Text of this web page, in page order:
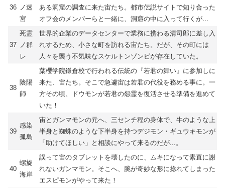
36
ノ迷
宮
ある洞窟の調査に来た宙たち。都市伝説サイトで知り合った
オフ会のメンバーらと一緒に、洞窟の中に入って行くが...
37
死霊
ノ群
レ
世界的企業のデータセンターで業務に携わる清司郎に差し入
れするため、小さな町を訪れる宙たち。だが、その町には
人々を襲う不気味なスケルトンゾンビが存在していた。
38
陰陽
師
葉櫻学院鎌倉校で行われる伝統の『若君の舞い』に参加しに
来た、宙たち。そこで急遽宙は若君の代役を務める事に。一
方その頃、ドウモンが若君の怨霊を復活させる準備を進めて
いた！
39
感染
孤島
宙とガンマモンの元へ、三センチ程の身体で、牛のような上
半身と蜘蛛のような下半身を持つデジモン・ギュウキモンが
「助けてほしい」と相談にやって来るのだが...。
40
螺旋
海岸
誤って宙のタブレットを壊したのに、ムキになって素直に謝
れないガンマモン。そこへ、腕が奇妙な形に捻れてしまった
エスピモンがやって来た！